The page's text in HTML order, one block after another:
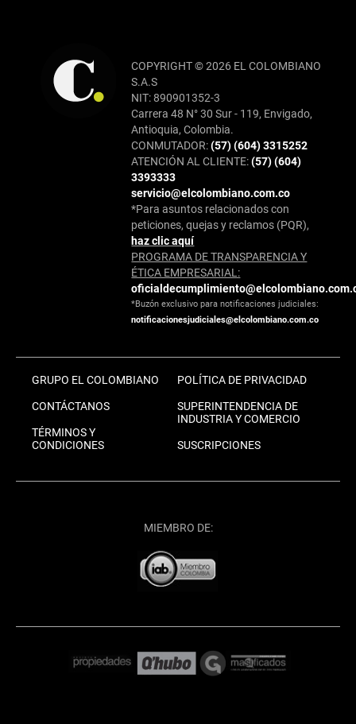
COPYRIGHT © 2026 EL COLOMBIANO
S.A.S
NIT: 890901352-3
Carrera 48 N° 30 Sur - 119, Envigado,
Antioquia, Colombia.
CONMUTADOR:(57) (604) 3315252
ATENCIÓN AL CLIENTE:(57) (604)
3393333
servicio@elcolombiano.com.co
*Para asuntos relacionados con
peticiones, quejas y reclamos (PQR),
haz clic aquí
PROGRAMA DE TRANSPARENCIA Y
ÉTICA EMPRESARIAL:
*Buzón exclusivo para notificaciones judiciales:
notificacionesjudiciales@elcolombiano.com.co
GRUPO EL COLOMBIANO
CONTÁCTANOS
TÉRMINOS Y
CONDICIONES
POLÍTICA DE PRIVACIDAD
SUPERINTENDENCIA DE
INDUSTRIA Y COMERCIO
SUSCRIPCIONES
MIEMBRO DE: